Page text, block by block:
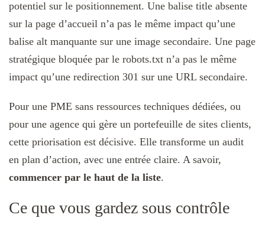
potentiel sur le positionnement. Une balise title absente
sur la page d’accueil n’a pas le même impact qu’une
balise alt manquante sur une image secondaire. Une page
stratégique bloquée par le robots.txt n’a pas le même
impact qu’une redirection 301 sur une URL secondaire.
Pour une PME sans ressources techniques dédiées, ou
pour une agence qui gère un portefeuille de sites clients,
cette priorisation est décisive. Elle transforme un audit
en plan d’action, avec une entrée claire. A savoir,
commencer par le haut de la liste.
Ce que vous gardez sous contrôle